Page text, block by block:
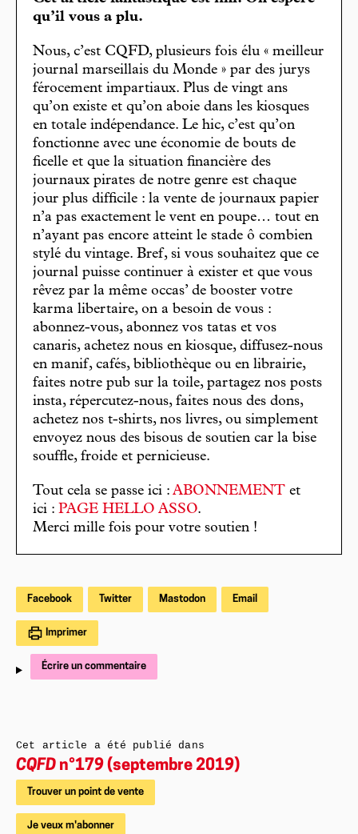
qu’il vous a plu.
Nous, c’est CQFD, plusieurs fois élu « meilleur
journal marseillais du Monde » par des jurys
férocement impartiaux. Plus de vingt ans
qu’on existe et qu’on aboie dans les kiosques
en totale indépendance. Le hic, c’est qu’on
fonctionne avec une économie de bouts de
ficelle et que la situation financière des
journaux pirates de notre genre est chaque
jour plus difficile : la vente de journaux papier
n’a pas exactement le vent en poupe… tout en
n’ayant pas encore atteint le stade ô combien
stylé du vintage. Bref, si vous souhaitez que ce
journal puisse continuer à exister et que vous
rêvez par la même occas’ de booster votre
karma libertaire, on a besoin de vous :
abonnez-vous, abonnez vos tatas et vos
canaris, achetez nous en kiosque, diffusez-nous
en manif, cafés, bibliothèque ou en librairie,
faites notre pub sur la toile, partagez nos posts
insta, répercutez-nous, faites nous des dons,
achetez nos t-shirts, nos livres, ou simplement
envoyez nous des bisous de soutien car la bise
souffle, froide et pernicieuse.
Tout cela se passe ici : ABONNEMENT et
ici : PAGE HELLO ASSO.
Merci mille fois pour votre soutien !
Facebook Twitter Mastodon Email
Imprimer
Écrire un commentaire
Cet article a été publié dans
CQFD n°179 (septembre 2019)
Trouver un point de vente
Je veux m'abonner